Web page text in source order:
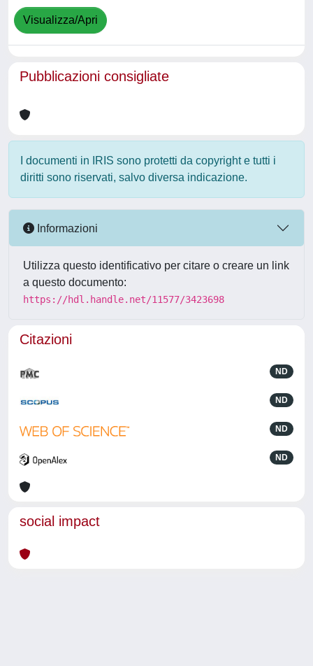
Visualizza/Apri
Pubblicazioni consigliate
I documenti in IRIS sono protetti da copyright e tutti i
diritti sono riservati, salvo diversa indicazione.
Informazioni
Utilizza questo identificativo per citare o creare un link
a questo documento:
https://hdl.handle.net/11577/3423698
Citazioni
ND
ND
ND
ND
social impact